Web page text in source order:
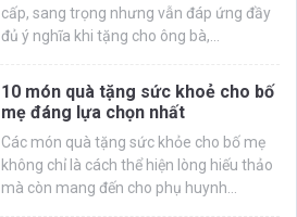
cấp, sang trọng nhưng vẫn đáp ứng đầy
đủ ý nghĩa khi tặng cho ông bà,...
10 món quà tặng sức khoẻ cho bố
mẹ đáng lựa chọn nhất
Các món quà tặng sức khỏe cho bố mẹ
không chỉ là cách thể hiện lòng hiếu thảo
mà còn mang đến cho phụ huynh...